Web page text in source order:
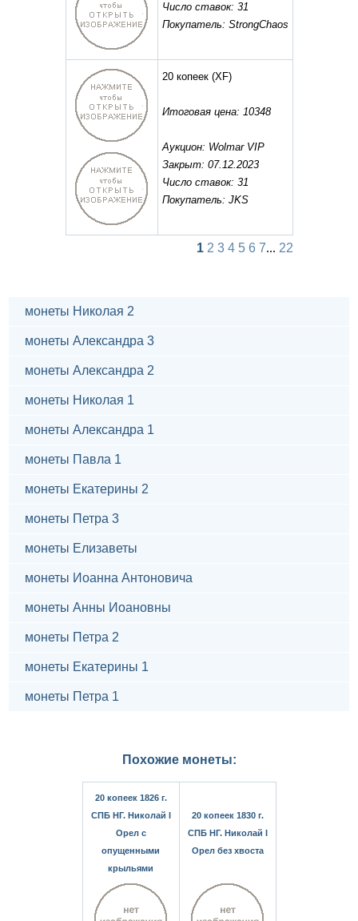
Число ставок: 31
Покупатель: StrongChaos
20 копеек(XF)
Итоговая цена: 10348
Аукцион: Wolmar VIP
Закрыт: 07.12.2023
Число ставок: 31
Покупатель: JKS
1 2 3 4 5 6 7... 22
монеты Николая 2
монеты Александра 3
монеты Александра 2
монеты Николая 1
монеты Александра 1
монеты Павла 1
монеты Екатерины 2
монеты Петра 3
монеты Елизаветы
монеты Иоанна Антоновича
монеты Анны Иоановны
монеты Петра 2
монеты Екатерины 1
монеты Петра 1
Похожие монеты:
20 копеек 1826 г.
СПБ НГ. Николай I
Орел с
опущенными
крыльями
20 копеек 1830 г.
СПБ НГ. Николай I
Орел без хвоста